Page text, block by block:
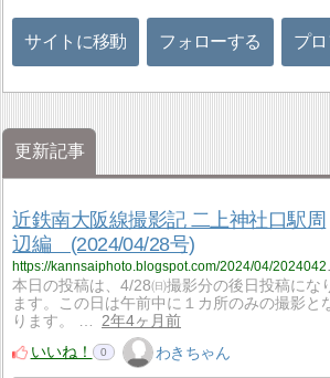
サイトに移動 フォローする プ
更新記事
近鉄南大阪線撮影記 二上神社口駅周
辺編 (2024/04/28号)
https://
本日の投稿は、4/28㈰撮影分の後日投稿にな
ます。この日は午前中に１カ所のみの撮影と
ります。 …
2年4ヶ月前
いいね！
0 わきちゃん